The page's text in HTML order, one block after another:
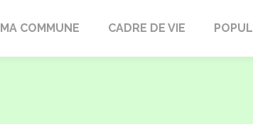
MA COMMUNE CADRE DE VIE